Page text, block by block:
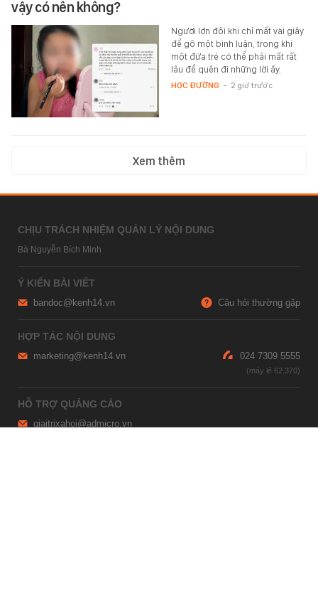
vậy có nên không?
Người lớn đôi khi chỉ mất vài giây
để gõ một bình luận, trong khi
một đứa trẻ có thể phải mất rất
lâu để quên đi những lời ấy.
HỌC ĐƯỜNG - 2 giờ trước
Xem thêm
CHỊU TRÁCH NHIỆM QUẢN LÝ NỘI DUNG
Bà Nguyễn Bích Minh
Ý KIẾN BÀI VIẾT
bandoc@kenh14.vn Câu hỏi thường gặp
HỢP TÁC NỘI DUNG
marketing@kenh14.vn 024 7309 5555
HỖ TRỢ QUẢNG CÁO
giaitrixahoi@admicro.vn